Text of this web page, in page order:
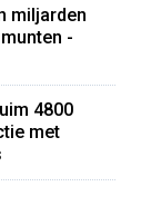
miljarden
-
4800
met